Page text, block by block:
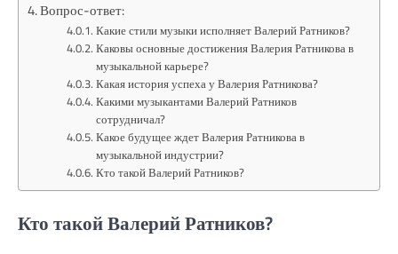
Вопрос-ответ:
Какие стили музыки исполняет Валерий Ратников?
Каковы основные достижения Валерия Ратникова в
музыкальной карьере?
Какая история успеха у Валерия Ратникова?
Какими музыкантами Валерий Ратников
сотрудничал?
Какое будущее ждет Валерия Ратникова в
музыкальной индустрии?
Кто такой Валерий Ратников?
Кто такой Валерий Ратников?